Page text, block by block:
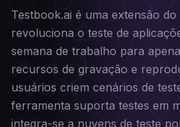
Testbook.ai é uma extensão
revoluciona o teste de
semana de trabalho para
recursos de gravação e
usuários criem cenários de
ferramenta suporta testes em
integra-se a nuvens de teste